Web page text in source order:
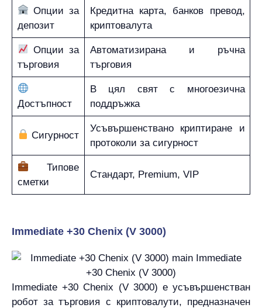
Опции за
депозит
Кредитна карта, банков превод,
криптовалута
Опции за
търговия
Автоматизирана и ръчна
търговия
Достъпност
В цял свят с многоезична
поддръжка
Сигурност
Усъвършенствано криптиране и
протоколи за сигурност
Типове
сметки
Стандарт, Premium, VIP
Immediate +30 Chenix (V 3000)
Immediate +30 Chenix (V 3000) е усъвършенстван
робот за търговия с криптовалути, предназначен